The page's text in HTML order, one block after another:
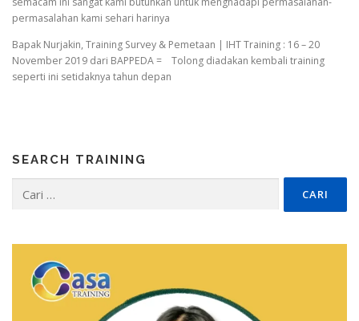
permasalahan kami sehari harinya
Bapak Nurjakin, Training Survey & Pemetaan | IHT Training : 16 – 20
November 2019 dari BAPPEDA = Tolong diadakan kembali training
seperti ini setidaknya tahun depan
SEARCH TRAINING
untuk: